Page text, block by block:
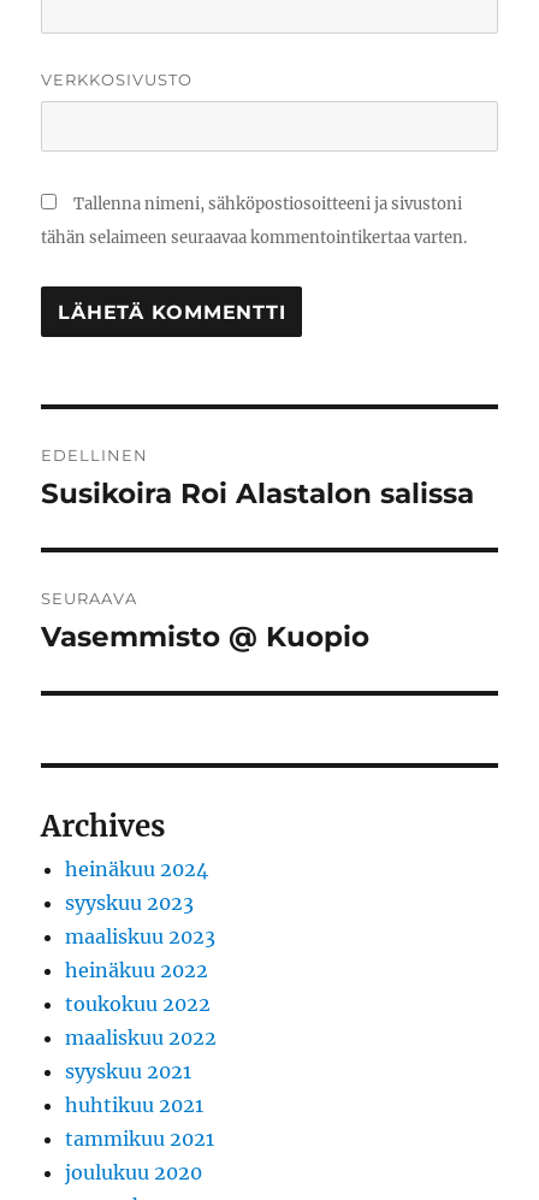
VERKKOSIVUSTO
Tallenna nimeni, sähköpostiosoitteeni ja sivustoni
tähän selaimeen seuraavaa kommentointikertaa varten.
selaus
EDELLINEN
Edellinen
Susikoira Roi Alastalon salissa
SEURAAVA
Seuraava
Vasemmisto @ Kuopio
Archives
heinäkuu 2024
syyskuu 2023
maaliskuu 2023
heinäkuu 2022
toukokuu 2022
maaliskuu 2022
syyskuu 2021
huhtikuu 2021
tammikuu 2021
joulukuu 2020